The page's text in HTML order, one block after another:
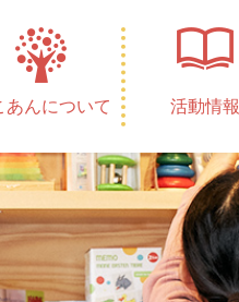
あんについて 活動情報